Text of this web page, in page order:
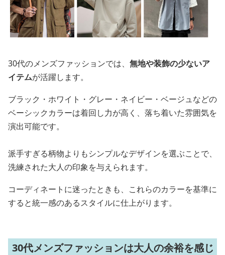
30代のメンズファッションでは、 無地や装飾の少ないア
イテムが活躍します。
ブラック・ホワイト・グレー・ネイビー・ベージュなどの
ベーシックカラーは着回し力が高く、落ち着いた雰囲気を
演出可能です。
派手すぎる柄物よりもシンプルなデザインを選ぶことで、
洗練された大人の印象を与えられます。
コーディネートに迷ったときも、これらのカラーを基準に
すると統一感のあるスタイルに仕上がります。
30代メンズファッションは大人の余裕を感じ